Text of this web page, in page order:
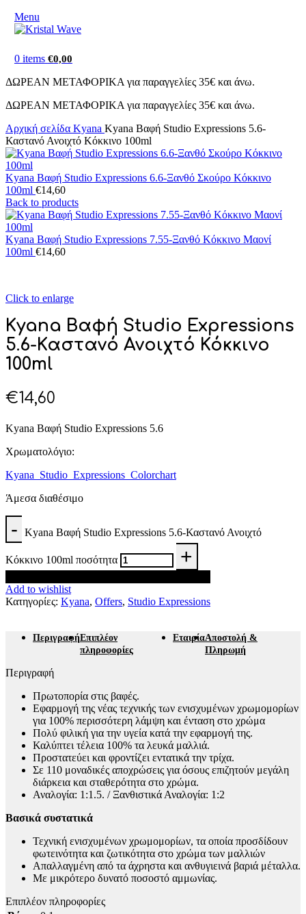
Menu
0 items €0,00
ΔΩΡΕΑΝ ΜΕΤΑΦΟΡΙΚΑ για παραγγελίες 35€ και άνω.
ΔΩΡΕΑΝ ΜΕΤΑΦΟΡΙΚΑ για παραγγελίες 35€ και άνω.
Αρχική σελίδα Kyana Kyana Βαφή Studio Expressions 5.6-
Καστανό Ανοιχτό Κόκκινο 100ml
Kyana Βαφή Studio Expressions 6.6-Ξανθό Σκούρο Κόκκινο
100ml €14,60
Back to products
Kyana Βαφή Studio Expressions 7.55-Ξανθό Κόκκινο Μαονί
100ml €14,60
Click to enlarge
Kyana Βαφή Studio Expressions
5.6-Καστανό Ανοιχτό Κόκκινο
100ml
€14,60
Kyana Βαφή Studio Expressions 5.6
Χρωματολόγιο:
Kyana_Studio_Expressions_Colorchart
Άμεσα διαθέσιμο
Kyana Βαφή Studio Expressions 5.6-Καστανό Ανοιχτό
Κόκκινο 100ml ποσότητα
Add to wishlist
Κατηγορίες: Kyana, Offers, Studio Expressions
ΠεριγραφήΕπιπλέον
πληροφορίες
ΕταιρίαΑποστολή &
Πληρωμή
Περιγραφή
Πρωτοπορία στις βαφές.
Εφαρμογή της νέας τεχνικής των ενισχυμένων χρωμομορίων
για 100% περισσότερη λάμψη και ένταση στο χρώμα
Πολύ φιλική για την υγεία κατά την εφαρμογή της.
Καλύπτει τέλεια 100% τα λευκά μαλλιά.
Προστατεύει και φροντίζει εντατικά την τρίχα.
Σε 110 μοναδικές αποχρώσεις για όσους επιζητούν μεγάλη
διάρκεια και σταθερότητα στο χρώμα.
Αναλογία: 1:1.5. / Ξανθιστικά Αναλογία: 1:2
Βασικά συστατικά
Τεχνική ενισχυμένων χρωμομορίων, τα οποία προσδίδουν
φωτεινότητα και ζωτικότητα στο χρώμα των μαλλιών
Απαλλαγμένη από τα άχρηστα και ανθυγιεινά βαριά μέταλλα.
Με μικρότερο δυνατό ποσοστό αμμωνίας.
Επιπλέον πληροφορίες